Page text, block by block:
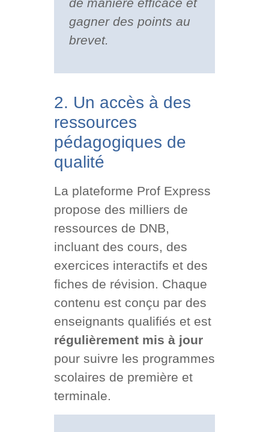
de manière efficace et
gagner des points au
brevet.
2. Un accès à des
ressources
pédagogiques de
qualité
La plateforme Prof Express
propose des milliers de
ressources de DNB,
incluant des cours, des
exercices interactifs et des
fiches de révision. Chaque
contenu est conçu par des
enseignants qualifiés et est
régulièrement mis à jour
pour suivre les programmes
scolaires de première et
terminale.